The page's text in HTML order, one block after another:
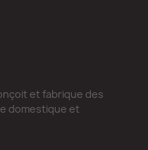
et fabrique des
domestique et